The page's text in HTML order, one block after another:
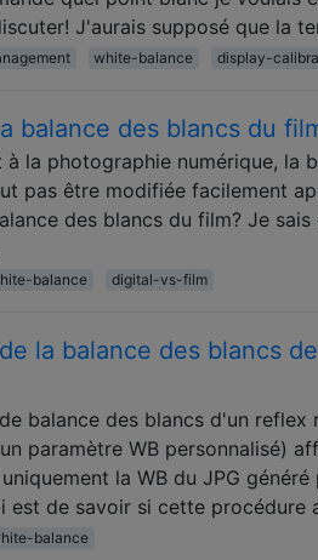
J'aurais supposé que la
white-balance display-
balance des blancs du
à la photographie numérique, la
pas être modifiée facilement
des blancs du film? Je
balance digital-vs-film
la balance des blancs
balance des blancs d'un
paramètre WB personnalisé)
la WB du JPG
est de savoir si cette procédure
balance